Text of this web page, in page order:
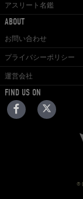
アスリート名鑑
ABOUT
お問い合わせ
プライバシーポリシー
運営会社
FIND US ON
©